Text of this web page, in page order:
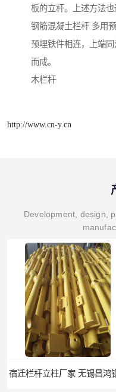
板的立杆。上述方法也
钢筋混凝土栏杆 多用
预埋铁件相连，上端
而成。
木栏杆
http://www.cn-y.cn
Development, design,
宿迁栏杆立柱厂家 无锡昌鸿钢格板有限公司